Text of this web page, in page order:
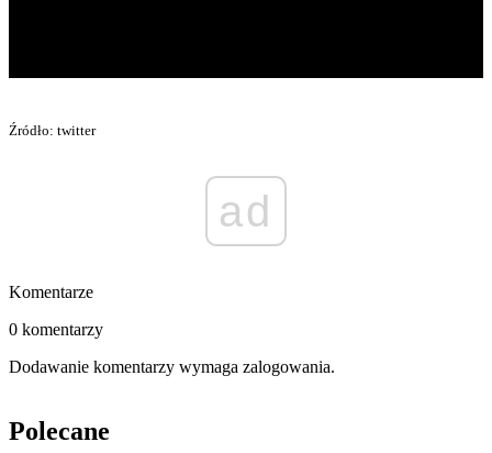
Źródło: twitter
ad
Komentarze
0 komentarzy
Dodawanie komentarzy wymaga zalogowania.
Polecane